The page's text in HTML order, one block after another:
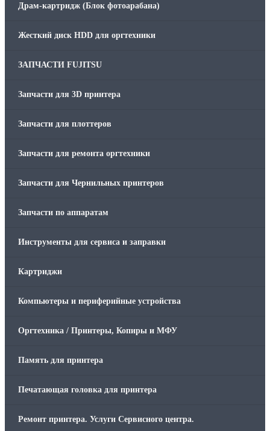
Драм-картридж (Блок фотоарабана)
Жесткий диск HDD для оргтехники
ЗАПЧАСТИ FUJITSU
Запчасти для 3D принтера
Запчасти для плоттеров
Запчасти для ремонта оргтехники
Запчасти для Чернильных принтеров
Запчасти по аппаратам
Инструменты для сервиса и заправки
Картриджи
Компьютеры и периферийные устройства
Оргтехника / Принтеры, Копиры и МФУ
Память для принтера
Печатающая головка для принтера
Ремонт принтера. Услуги Сервисного центра.